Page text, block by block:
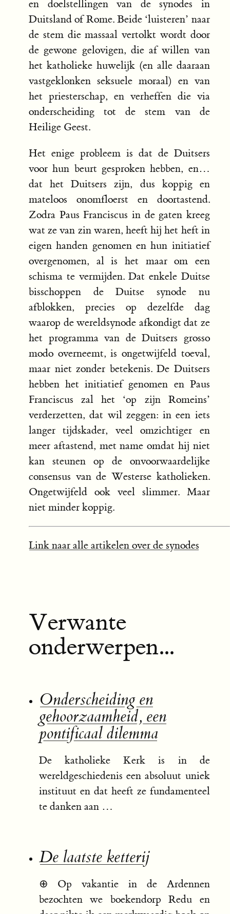
en doelstellingen van de synodes in
Duitsland of Rome. Beide ‘luisteren’ naar
de stem die massaal vertolkt wordt door
de gewone gelovigen, die af willen van
het katholieke huwelijk (en alle daaraan
vastgeklonken seksuele moraal) en van
het priesterschap, en verheffen die via
onderscheiding tot de stem van de
Heilige Geest.
Het enige probleem is dat de Duitsers
voor hun beurt gesproken hebben, en…
dat het Duitsers zijn, dus koppig en
mateloos onomfloerst en doortastend.
Zodra Paus Franciscus in de gaten kreeg
wat ze van zin waren, heeft hij het heft in
eigen handen genomen en hun initiatief
overgenomen, al is het maar om een
schisma te vermijden. Dat enkele Duitse
bisschoppen de Duitse synode nu
afblokken, precies op dezelfde dag
waarop de wereldsynode afkondigt dat ze
het programma van de Duitsers grosso
modo overneemt, is ongetwijfeld toeval,
maar niet zonder betekenis. De Duitsers
hebben het initiatief genomen en Paus
Franciscus zal het ‘op zijn Romeins’
verderzetten, dat wil zeggen: in een iets
langer tijdskader, veel omzichtiger en
meer aftastend, met name omdat hij niet
kan steunen op de onvoorwaardelijke
consensus van de Westerse katholieken.
Ongetwijfeld ook veel slimmer. Maar
niet minder koppig.
Link naar alle artikelen over de synodes
Verwante
onderwerpen...
Onderscheiding en
gehoorzaamheid, een
pontificaal dilemma
De katholieke Kerk is in de
wereldgeschiedenis een absoluut uniek
instituut en dat heeft ze fundamenteel
te danken aan …
De laatste ketterij
⊕ Op vakantie in de Ardennen
bezochten we boekendorp Redu en